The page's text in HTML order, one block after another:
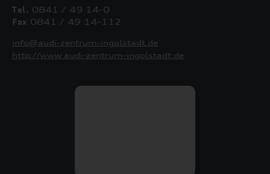
Tel. 0841 / 49 14-0
Fax 0841 / 49 14-112
info@audi-zentrum-ingolstadt.de
http://www.audi-zentrum-ingolstadt.de